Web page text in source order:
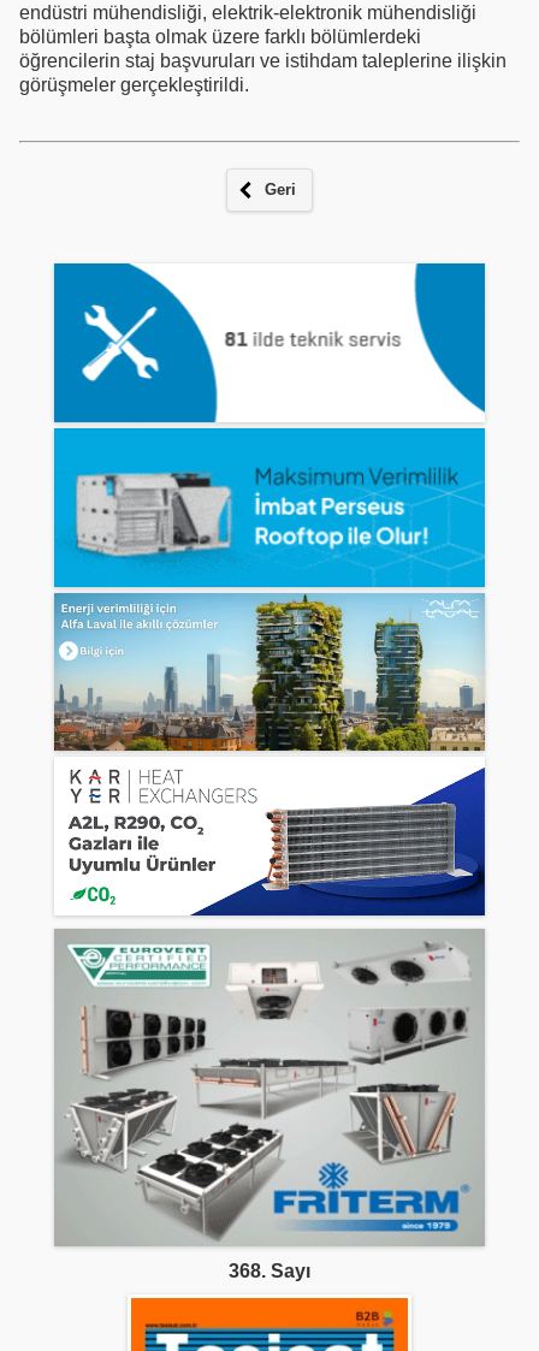
endüstri mühendisliği, elektrik-elektronik mühendisliği
bölümleri başta olmak üzere farklı bölümlerdeki
öğrencilerin staj başvuruları ve istihdam taleplerine ilişkin
görüşmeler gerçekleştirildi.
Geri
368. Sayı